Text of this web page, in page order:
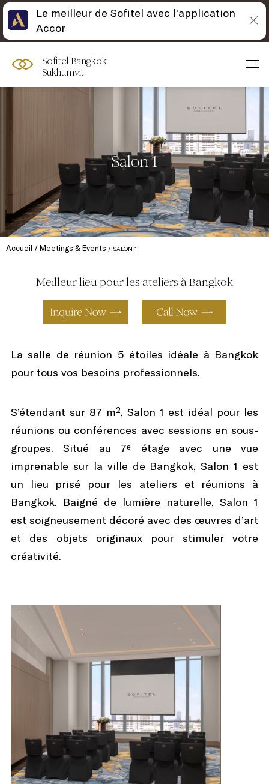
Sofitel Bangkok
Sukhumvit
Salon 1
Accueil Meetings & Events SALON 1
Meilleur lieu pour les ateliers à Bangkok
La salle de réunion 5 étoiles idéale à Bangkok
pour tous vos besoins professionnels.
S’étendant sur 87 m², Salon 1 est idéal pour les
réunions ou conférences avec sessions en sous-
groupes. Situé au 7ᵉ étage avec une vue
imprenable sur la ville de Bangkok, Salon 1 est
un lieu prisé pour les ateliers et réunions à
Bangkok. Baigné de lumière naturelle, Salon 1
est soigneusement décoré avec des œuvres d’art
et des objets originaux pour stimuler votre
créativité.
Le meilleur de Sofitel avec l'application
Accor